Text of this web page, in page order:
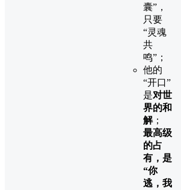
囊”，
只要
“灵魂
共
鸣”；
他的
“开口”
是对世
界的和
解；
最高级
的占
有，是
“你
逃，我